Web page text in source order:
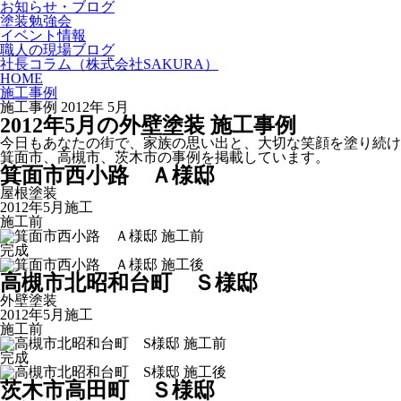
お知らせ・ブログ
塗装勉強会
イベント情報
職人の現場ブログ
社長コラム
（株式会社SAKURA）
HOME
施工事例
施工事例 2012年 5月
2012年5月 の外壁塗装 施工事例
今日もあなたの街で、家族の思い出と、大切な笑顔を塗り続
箕面市、高槻市、茨木市の事例を掲載しています。
箕面市西小路 Ａ様邸
屋根塗装
2012年5月施工
施工前
完成
高槻市北昭和台町 Ｓ様邸
外壁塗装
2012年5月施工
施工前
完成
茨木市高田町 Ｓ様邸